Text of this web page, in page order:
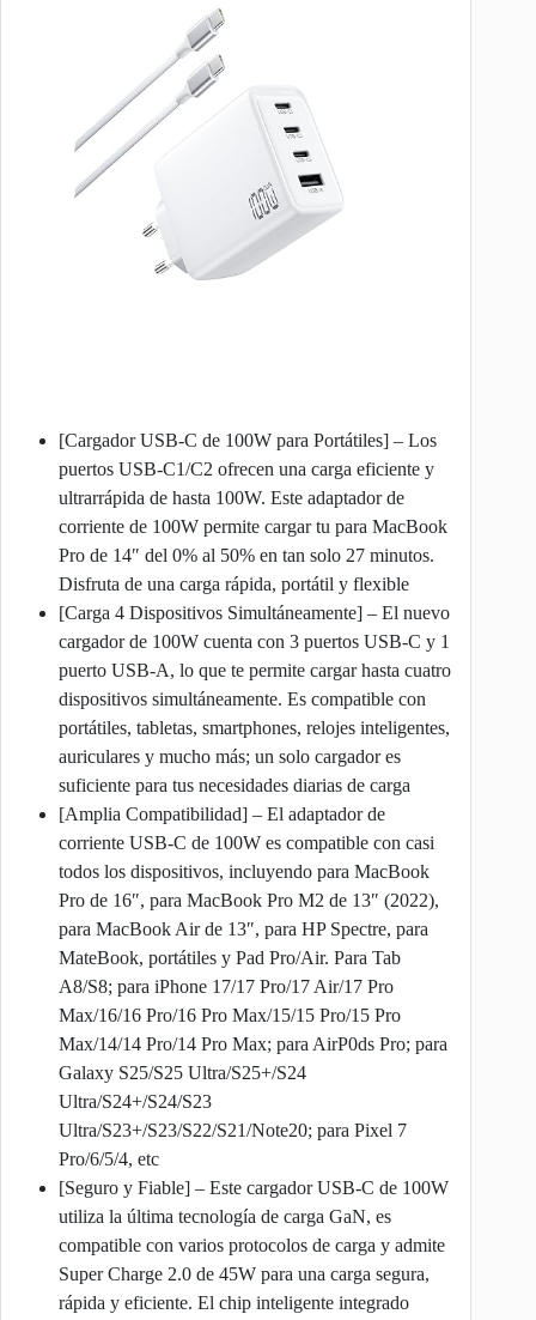
[Cargador USB-C de 100W para Portátiles] – Los
puertos USB-C1/C2 ofrecen una carga eficiente y
ultrarrápida de hasta 100W. Este adaptador de
corriente de 100W permite cargar tu para MacBook
Pro de 14″ del 0% al 50% en tan solo 27 minutos.
Disfruta de una carga rápida, portátil y flexible
[Carga 4 Dispositivos Simultáneamente] – El nuevo
cargador de 100W cuenta con 3 puertos USB-C y 1
puerto USB-A, lo que te permite cargar hasta cuatro
dispositivos simultáneamente. Es compatible con
portátiles, tabletas, smartphones, relojes inteligentes,
auriculares y mucho más; un solo cargador es
suficiente para tus necesidades diarias de carga
[Amplia Compatibilidad] – El adaptador de
corriente USB-C de 100W es compatible con casi
todos los dispositivos, incluyendo para MacBook
Pro de 16″, para MacBook Pro M2 de 13″ (2022),
para MacBook Air de 13″, para HP Spectre, para
MateBook, portátiles y Pad Pro/Air. Para Tab
A8/S8; para iPhone 17/17 Pro/17 Air/17 Pro
Max/16/16 Pro/16 Pro Max/15/15 Pro/15 Pro
Max/14/14 Pro/14 Pro Max; para AirP0ds Pro; para
Galaxy S25/S25 Ultra/S25+/S24
Ultra/S24+/S24/S23
Ultra/S23+/S23/S22/S21/Note20; para Pixel 7
Pro/6/5/4, etc
[Seguro y Fiable] – Este cargador USB-C de 100W
utiliza la última tecnología de carga GaN, es
compatible con varios protocolos de carga y admite
Super Charge 2.0 de 45W para una carga segura,
rápida y eficiente. El chip inteligente integrado